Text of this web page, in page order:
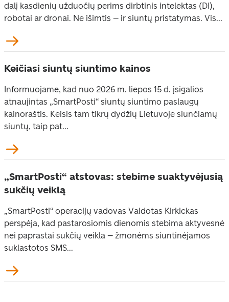
dalį kasdienių užduočių perims dirbtinis intelektas (DI),
robotai ar dronai. Ne išimtis – ir siuntų pristatymas. Vis...
Keičiasi siuntų siuntimo kainos
Informuojame, kad nuo 2026 m. liepos 15 d. įsigalios
atnaujintas „SmartPosti“ siuntų siuntimo paslaugų
kainoraštis. Keisis tam tikrų dydžių Lietuvoje siunčiamų
siuntų, taip pat...
„SmartPosti“ atstovas: stebime suaktyvėjusią
sukčių veiklą
„SmartPosti“ operacijų vadovas Vaidotas Kirkickas
perspėja, kad pastarosiomis dienomis stebima aktyvesnė
nei paprastai sukčių veikla – žmonėms siuntinėjamos
suklastotos SMS...